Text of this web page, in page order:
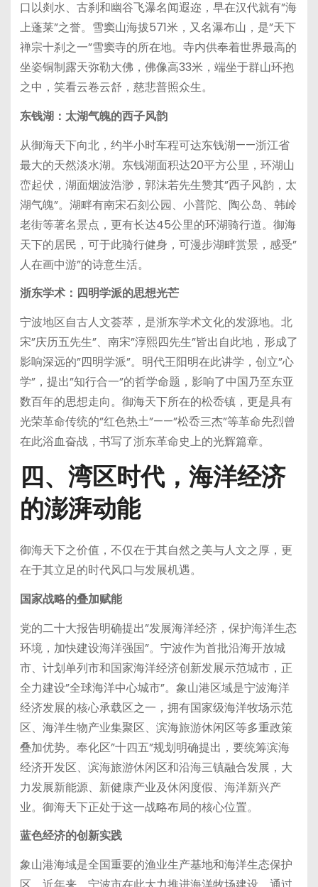
口以剡水、古刹和幽谷飞瀑名闻遐迩，早在汉代就有”海
上蓬莱”之誉。雪窦山海拔571米，又名瀑布山，是”天下
禅宗十刹之一”雪窦寺的所在地。寺内供奉着世界最高的
坐姿铜制露天弥勒大佛，佛像高33米，端坐于群山环抱
之中，笑看云卷云舒，慈悲普照众生。
东钱湖：太湖气魄的西子风韵
从御海天下向北，约半小时车程可达东钱湖——浙江省
最大的天然淡水湖。东钱湖面积达20平方公里，环湖山
峦起伏，湖面烟波浩渺，郭沫若先生赞其”西子风韵，太
湖气魄”。湖畔有南宋石刻公园、小普陀、陶公岛、韩岭
老街等著名景点，更有长达45公里的环湖骑行道。御海
天下的居民，可于此骑行健身，可漫步湖畔赏景，感受”
人在画中游”的诗意生活。
浙东学术：四明学派的思想光芒
宁波地区自古人文荟萃，是浙东学术文化的发源地。北
宋”庆历五先生”、南宋”淳熙四先生”皆出自此地，形成了
影响深远的”四明学派”。明代王阳明在此讲学，创立”心
学”，提出”知行合一”的哲学命题，影响了中国乃至东亚
数百年的思想走向。御海天下所在的松岙镇，更是具有
光荣革命传统的”红色热土”——”松岙三杰”等革命先烈曾
在此浴血奋战，书写了浙东革命史上的光辉篇章。
四、湾区时代，海洋经济
的澎湃动能
御海天下之价值，不仅在于其自然之美与人文之厚，更
在于其立足的时代风口与发展机遇。
国家战略的叠加赋能
党的二十大报告明确提出”发展海洋经济，保护海洋生态
环境，加快建设海洋强国”。宁波作为首批沿海开放城
市、计划单列市和国家海洋经济创新发展示范城市，正
全力建设”全球海洋中心城市”。象山港区域是宁波海洋
经济发展的核心承载区之一，拥有国家级海洋牧场示范
区、海洋生物产业集聚区、滨海旅游休闲区等多重政策
叠加优势。奉化区”十四五”规划明确提出，要统筹滨海
经济开发区、滨海旅游休闲区和沿海三镇融合发展，大
力发展新能源、新健康产业及休闲度假、海洋新兴产
业。御海天下正处于这一战略布局的核心位置。
蓝色经济的创新实践
象山港海域是全国重要的渔业生产基地和海洋生态保护